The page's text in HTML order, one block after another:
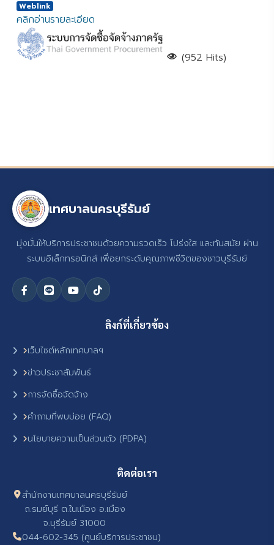
Weblink
คลิกอ่านรายละเอียด
(952 Hits)
เทศบาลนครบุรีรัมย์
มุ่งมั่นให้บริการประชาชนด้วยความรวดเร็ว โปร่งใส และทันสมัย ผ่าน
ระบบอิเล็กทรอนิกส์ เพื่อยกระดับคุณภาพชีวิตของชาวบุรีรัมย์
ลิงก์ที่เกี่ยวข้อง
เว็บไซต์หลักเทศบาลฯ
ข่าวประชาสัมพันธ์
การจัดซื้อจัดจ้าง
คำถามที่พบบ่อย (FAQ)
นโยบายความเป็นส่วนตัว (PDPA)
ติดต่อเรา
สำนักงานเทศบาลนครบุรีรัมย์
ถ.รมย์บุรี ต.ในเมือง อ.เมือง
จ.บุรีรัมย์ 31000
044-602-345 (ศูนย์บริการประชาชน)